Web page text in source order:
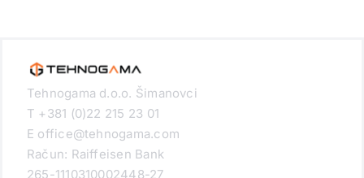
Tehnogama d.o.o. Šimanovci
T +381 (0)22 215 23 01
E office@tehnogama.com
Račun: Raiffeisen Bank
265-1110310002448-27